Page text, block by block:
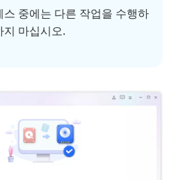
중에는 다른 작업을 수행하
마십시오.